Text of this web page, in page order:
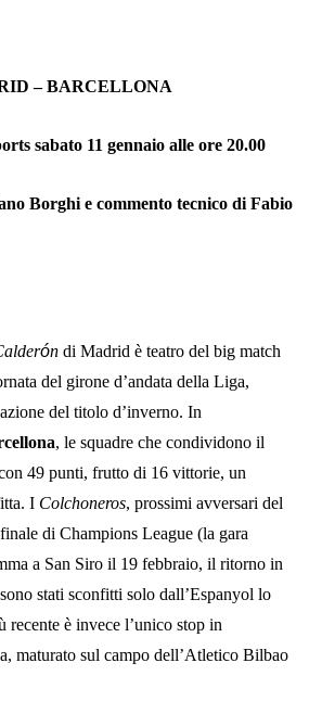
– BARCELLONA
sabato 11 gennaio alle ore 20.00
Borghi e commento tecnico di Fabio
ón di Madrid è teatro del big match
del girone d’andata della Liga,
del titolo d’inverno. In
, le squadre che condividono il
49 punti, frutto di 16 vittorie, un
I Colchoneros, prossimi avversari del
di Champions League (la gara
a San Siro il 19 febbraio, il ritorno in
stati sconfitti solo dall’Espanyol lo
recente è invece l’unico stop in
a, maturato sul campo dell’Atletico Bilbao